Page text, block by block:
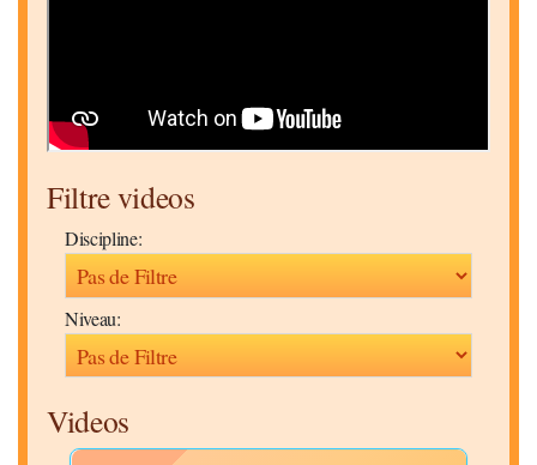
Filtre videos
Discipline:
Niveau:
Videos